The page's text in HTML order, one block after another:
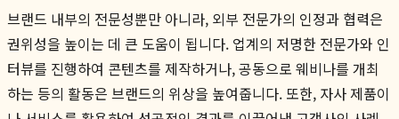
브랜드 내부의 전문성뿐만 아니라, 외부 전문가의 인정과 협력은
권위성을 높이는 데 큰 도움이 됩니다. 업계의 저명한 전문가와 인
터뷰를 진행하여 콘텐츠를 제작하거나, 공동으로 웨비나를 개최
하는 등의 활동은 브랜드의 위상을 높여줍니다. 또한, 자사 제품이